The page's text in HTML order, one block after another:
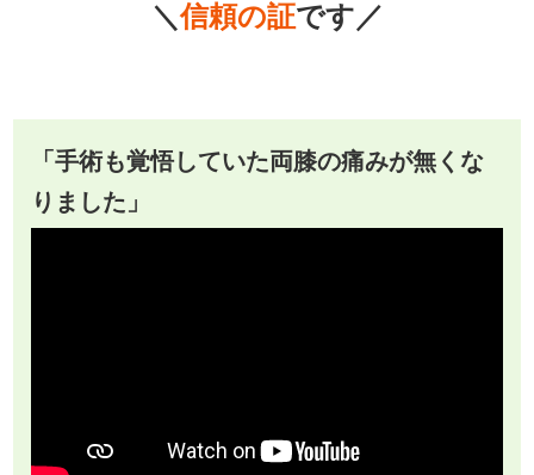
＼信頼の証です／
「手術も覚悟していた両膝の痛みが無くな
りました」